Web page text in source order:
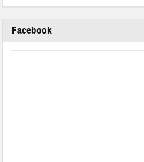
Facebook